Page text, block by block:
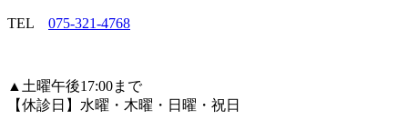
TEL 075-321-4768
▲ 土曜午後17:00まで
【休診日】水曜・木曜・日曜・祝日